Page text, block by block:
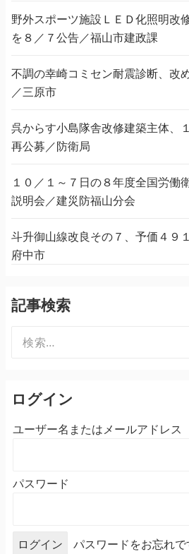
野外スポーツ施設ＬＥＤ化照明改
を８／７公告／福山市建政課
不調の幸崎コミセン耐震診断、改
／三原市
呉からす小島隊舎改修建築主体、
再公募／防衛局
１０／１～７日の８年度全国労働
説明会／建災防福山分会
斗升御山線改良その７、予価４９
府中市
記事検索
索:
ログイン
ユーザー名またはメールアドレス
パスワード
パスワードをお忘れで